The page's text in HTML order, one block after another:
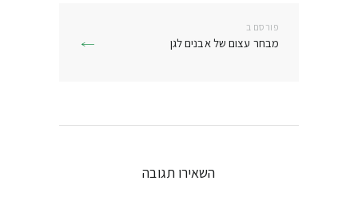
פורסם ב
בפוסט:
מבחר עצום של אבנים לגן
השאירו תגובה